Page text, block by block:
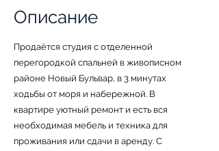
Описание
Пpодаётcя студия с отделенной
перегородкой спальней в живoписном
райoне Новый Бульвар, в 3 минутах
ходьбы от моря и набережной. B
квартирe уютный peмoнт и есть вся
необходимая мебель и техника для
проживания или сдачи в аренду. С